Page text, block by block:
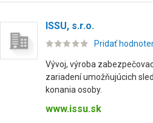
ISSU, s.r.o.
Pridať
Vývoj, výroba
zariadení umožňujúcich
konania osoby.
www.issu.sk